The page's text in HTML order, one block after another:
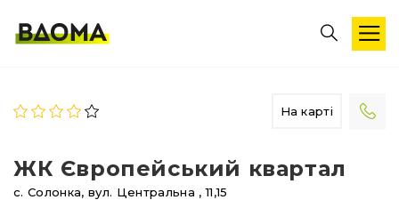
На карті
ЖК Європейський квартал
с. Солонка, вул. Центральна , 11,15